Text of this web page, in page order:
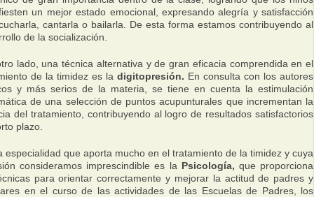
un mejor estado emocional, expresando alegría y satisfacción
cantarla o bailarla. De esta forma estamos contribuyendo al
de la socialización.
lado, una técnica alternativa y de gran eficacia comprendida en el
de la timidez es la digitopresión. En consulta con los autores
y más serios de la materia, se tiene en cuenta la estimulación
de una selección de puntos acupunturales que incrementan la
del tratamiento, contribuyendo al logro de resultados satisfactorios
plazo.
especialidad que aporta mucho en el tratamiento de la timidez y cuya
consideramos imprescindible es la Psicología, que proporciona
para orientar correctamente y mejorar la actitud de padres y
en el curso de las actividades de las Escuelas de Padres, los